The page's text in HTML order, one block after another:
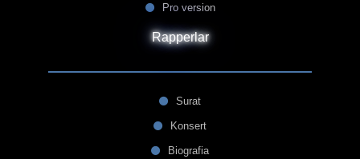
Pro version
Rapperlar
Surat
Konsert
Biografia